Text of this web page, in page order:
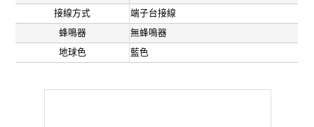
接線方式
端子台接線
蜂鳴器
無蜂鳴器
地球色
藍色